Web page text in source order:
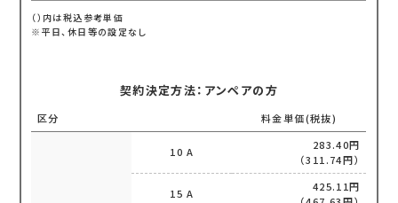
（）内は税込参考単価
※平日、休日等の設定なし
契約決定方法：アンペアの方
区分 料金単価(税抜)
10 A
283.40円
（311.74円）
15 A
425.11円